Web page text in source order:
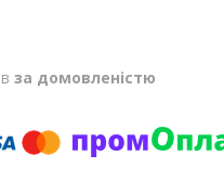
за домовленістю